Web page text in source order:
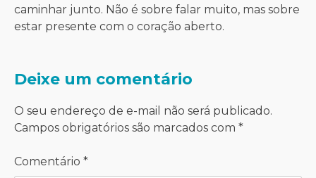
caminhar junto. Não é sobre falar muito, mas sobre
estar presente com o coração aberto.
Deixe um comentário
O seu endereço de e-mail não será publicado.
Campos obrigatórios são marcados com *
Comentário *